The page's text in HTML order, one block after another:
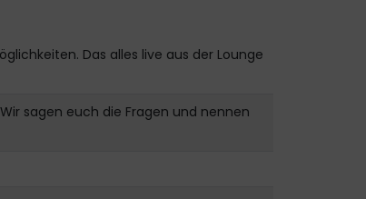
Das alles live aus der Lounge
sagen euch die Fragen und nennen